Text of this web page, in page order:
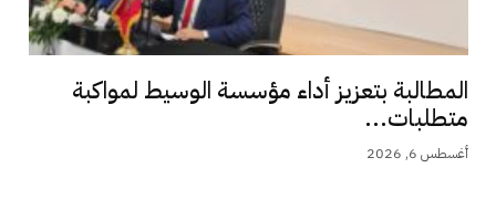
المطالبة بتعزيز أداء مؤسسة الوسيط لمواكبة
متطلبات...
أغسطس 6, 2026